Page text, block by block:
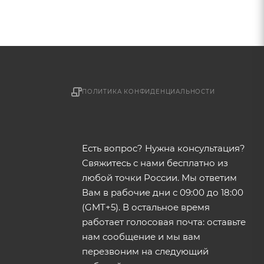
ПОЛИТИКА КОНФИДЕНЦИАЛЬНОСТИ
Есть вопрос? Нужна консультация?
Свяжитесь с нами бесплатно из
любой точки России. Мы ответим
Вам в рабочие дни с 09:00 до 18:00
(GMT+5). В остальное время
работает голосовая почта: оставьте
нам сообщение и мы вам
перезвоним на следующий